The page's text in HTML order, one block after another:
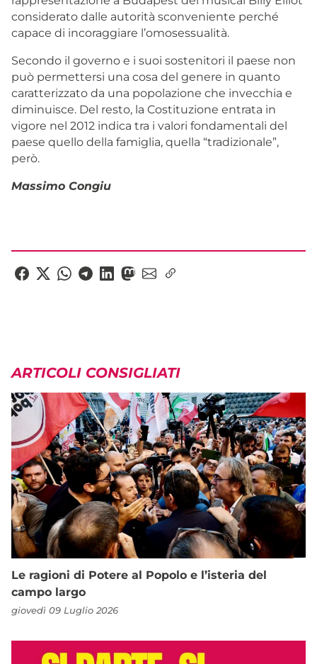
considerato dalle autorità sconveniente perché
capace di incoraggiare l’omosessualità.
Secondo il governo e i suoi sostenitori il paese non
può permettersi una cosa del genere in quanto
caratterizzato da una popolazione che invecchia e
diminuisce. Del resto, la Costituzione entrata in
vigore nel 2012 indica tra i valori fondamentali del
paese quello della famiglia, quella “tradizionale”,
però.
Massimo Congiu
ARTICOLI CONSIGLIATI
Le ragioni di Potere al Popolo e l’isteria del
campo largo
giovedì 09 Luglio 2026